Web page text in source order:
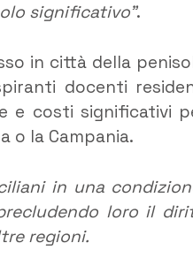
significativo”.
in città della
docenti
e costi significativi
o la Campania.
in una
loro il
regioni.